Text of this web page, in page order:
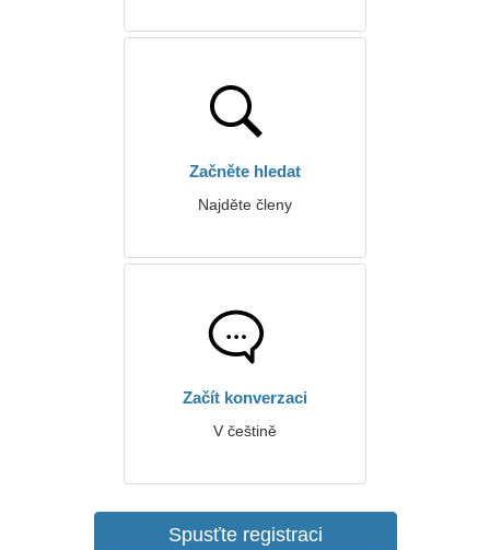
Začněte hledat
Najděte členy
Začít konverzaci
V češtině
Spusťte registraci